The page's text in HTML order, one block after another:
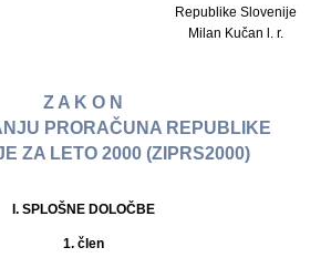
Republike Slovenije
Milan Kučan l. r.
Z A K O N
PRORAČUNA REPUBLIKE
ZA LETO 2000 (ZIPRS2000)
I. SPLOŠNE DOLOČBE
1. člen